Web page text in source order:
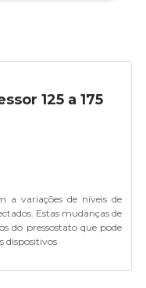
125 a 175
a variações de níveis de
Estas mudanças de
do pressostato que pode
dispositivos